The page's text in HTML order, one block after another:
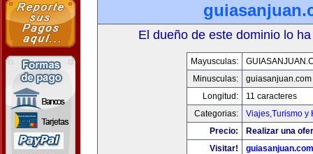
El dueño de este dominio lo
Mayusculas:
Minusculas:
guiasanjuan.com
Longitud:
11 caracteres
Categorias:
Viajes,Turismo y
Precio:
Realizar una
Visitar!
guiasanjuan.com